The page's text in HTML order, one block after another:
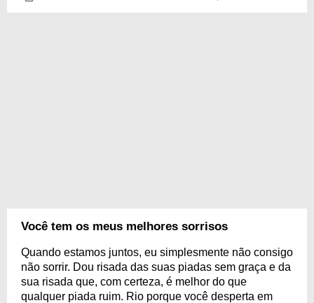
Você tem os meus melhores sorrisos
Quando estamos juntos, eu simplesmente não consigo
não sorrir. Dou risada das suas piadas sem graça e da
sua risada que, com certeza, é melhor do que
qualquer piada ruim. Rio porque você desperta em